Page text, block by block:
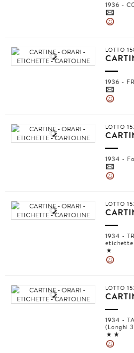
1936 -
4
»
LOTTO
1936 -
4
»
LOTTO
1934 -
4
»
LOTTO
1934 -
etichette
1
»
LOTTO
1934 -
(Longhi
11
»